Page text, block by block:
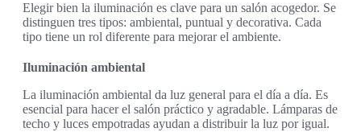
Elegir bien la iluminación es clave para un salón acogedor. Se
distinguen tres tipos: ambiental, puntual y decorativa. Cada
tipo tiene un rol diferente para mejorar el ambiente.
Iluminación ambiental
La iluminación ambiental da luz general para el día a día. Es
esencial para hacer el salón práctico y agradable. Lámparas de
techo y luces empotradas ayudan a distribuir la luz por igual.